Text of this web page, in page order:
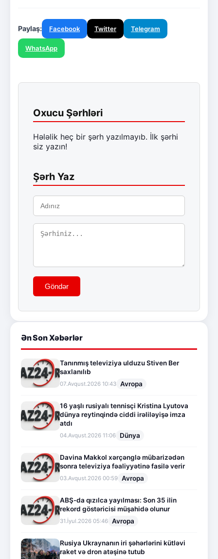
Paylaş: Facebook Twitter Telegram
WhatsApp
Oxucu Şərhləri
Hələlik heç bir şərh yazılmayıb. İlk şərhi
siz yazın!
Şərh Yaz
Göndər
Ən Son Xəbərlər
Tanınmış televiziya ulduzu Stiven Ber
saxlanılıb
07.Avqust.2026 10:43 Avropa
16 yaşlı rusiyalı tennisçi Kristina Lyutova
dünya reytinqində ciddi irəliləyişə imza
atdı
04.Avqust.2026 11:06 Dünya
Davina Makkol xərçənglə mübarizədən
sonra televiziya fəaliyyətinə fasilə verir
03.Avqust.2026 00:59 Avropa
ABŞ-da qızılca yayılması: Son 35 ilin
rekord göstəricisi müşahidə olunur
31.İyul.2026 05:46 Avropa
Rusiya Ukraynanın iri şəhərlərini kütləvi
raket və dron atəşinə tutub